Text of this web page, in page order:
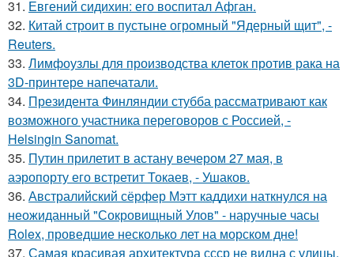
31. Евгений сидихин: его воспитал Афган.
32. Китай строит в пустыне огромный "Ядерный щит", -
Reuters.
33. Лимфоузлы для производства клеток против рака на
3D-принтере напечатали.
34. Президента Финляндии стубба рассматривают как
возможного участника переговоров с Россией, -
Helsingin Sanomat.
35. Путин прилетит в астану вечером 27 мая, в
аэропорту его встретит Токаев, - Ушаков.
36. Австралийский сёрфер Мэтт каддихи наткнулся на
неожиданный "Сокровищный Улов" - наручные часы
Rolex, проведшие несколько лет на морском дне!
37. Самая красивая архитектура ссср не видна с улицы.